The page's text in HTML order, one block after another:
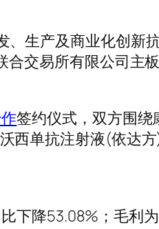
、生产及商业化创新
交易所有限公司主板
签约仪式，双方围绕
西单抗注射液(依达
下降53.08%；毛利